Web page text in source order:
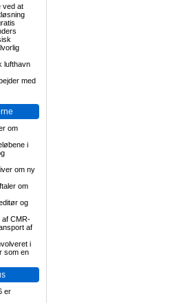
ved at
lufthavn
med
om
i
om ny
om
og
af CMR-
af
i
som en
er